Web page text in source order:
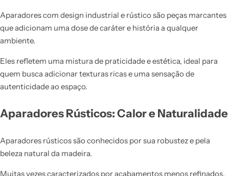
Aparadores com design industrial e rústico são peças marcantes
que adicionam uma dose de caráter e história a qualquer
ambiente.
Eles refletem uma mistura de praticidade e estética, ideal para
quem busca adicionar texturas ricas e uma sensação de
autenticidade ao espaço.
Aparadores Rústicos: Calor e Naturalidade
Aparadores rústicos são conhecidos por sua robustez e pela
beleza natural da madeira.
Muitas vezes caracterizados por acabamentos menos refinados,